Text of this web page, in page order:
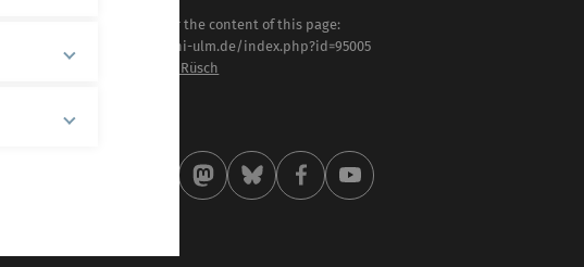
Responsible for the content of this page:
https://www.uni-ulm.de/index.php?id=95005
Prof. Dr. Nicolas Rüsch